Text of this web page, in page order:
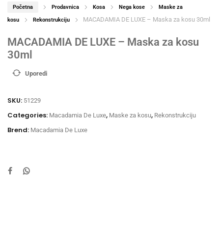
Početna Prodavnica Kosa Nega kose
Maske za
kosu
Rekonstrukciju MACADAMIA DE LUXE – Maska za kosu 30ml
MACADAMIA DE LUXE – Maska za kosu
30ml
Uporedi
SKU: 51229
Categories: Macadamia De Luxe, Maske za kosu, Rekonstrukciju
Brend: Macadamia De Luxe